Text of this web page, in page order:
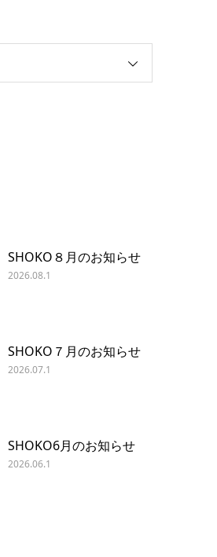
SHOKO８月のお知らせ
2026.08.1
SHOKO７月のお知らせ
2026.07.1
SHOKO6月のお知らせ
2026.06.1